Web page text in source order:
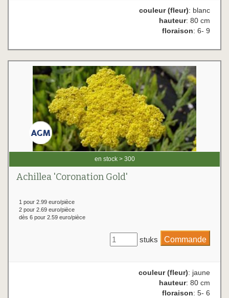
couleur (fleur): blanc
hauteur: 80 cm
floraison: 6- 9
en stock > 300
Achillea 'Coronation Gold'
1 pour 2.99 euro/pièce
2 pour 2.69 euro/pièce
dès 6 pour 2.59 euro/pièce
stuks
couleur (fleur): jaune
hauteur: 80 cm
floraison: 5- 6